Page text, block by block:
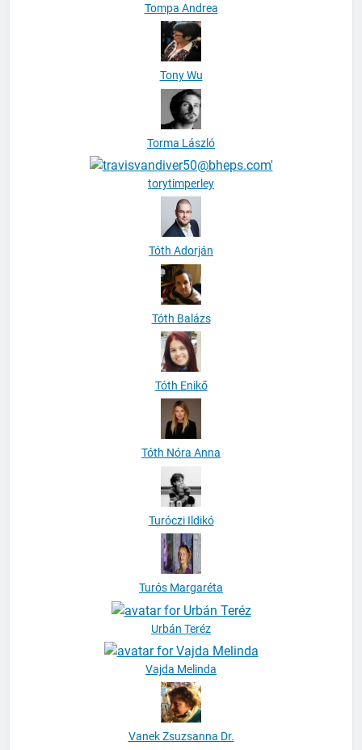
Tompa Andrea
Tony Wu
Torma László
torytimperley
Tóth Adorján
Tóth Balázs
Tóth Enikő
Tóth Nóra Anna
Turóczi Ildikó
Turós Margaréta
Urbán Teréz
Vajda Melinda
Vanek Zsuzsanna Dr.